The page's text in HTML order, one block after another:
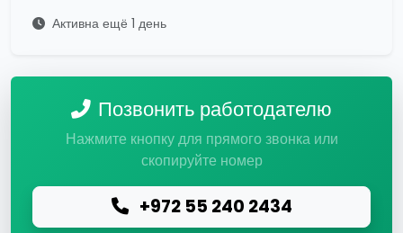
Активна ещё 1 день
Позвонить работодателю
Нажмите кнопку для прямого звонка или
скопируйте номер
+972 55 240 2434